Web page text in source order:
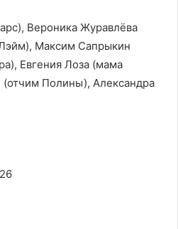
Вероника Журавлёва
Максим Сапрыкин
Евгения Лоза (мама
Полины), Александра